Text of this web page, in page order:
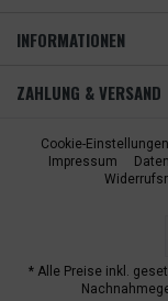
INFORMATIONEN
ZAHLUNG & VERSAND
Cookie-Einstellungen
Impressum
* Alle Preise inkl.